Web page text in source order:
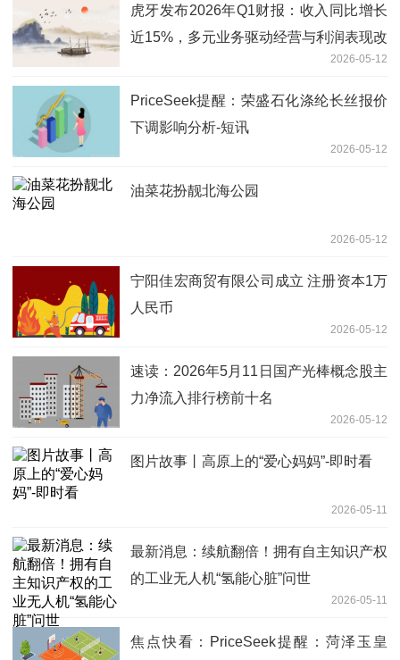
虎牙发布2026年Q1财报：收入同比增长
近15%，多元业务驱动经营与利润表现改
2026-05-12
PriceSeek提醒：荣盛石化涤纶长丝报价
下调影响分析-短讯
2026-05-12
油菜花扮靓北海公园
2026-05-12
宁阳佳宏商贸有限公司成立 注册资本1万
人民币
2026-05-12
速读：2026年5月11日国产光棒概念股主
力净流入排行榜前十名
2026-05-12
图片故事丨高原上的“爱心妈妈”-即时看
2026-05-11
最新消息：续航翻倍！拥有自主知识产权
的工业无人机“氢能心脏”问世
2026-05-11
焦点快看：PriceSeek提醒：菏泽玉皇